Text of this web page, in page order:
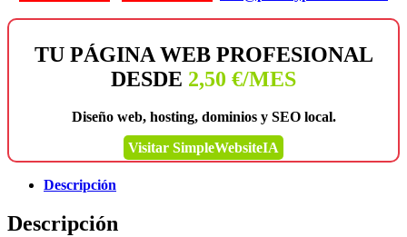
TU PÁGINA WEB PROFESIONAL
DESDE 2,50 €/MES
Diseño web, hosting, dominios y SEO local.
Visitar SimpleWebsiteIA
Descripción
Descripción